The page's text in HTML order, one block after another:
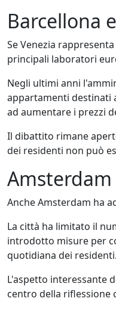
Barcellona
Se Venezia
principali laboratori
Negli ultimi anni
appartamenti destinati
ad aumentare i prezzi
Il dibattito rimane
dei residenti non può
Anche Amsterdam ha
La città ha limitato il
introdotto misure per
quotidiana dei residenti.
L'aspetto interessante
centro della riflessione